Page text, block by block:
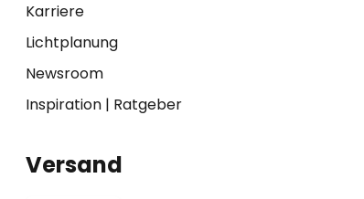
Karriere
Lichtplanung
Newsroom
Inspiration| Ratgeber
Versand